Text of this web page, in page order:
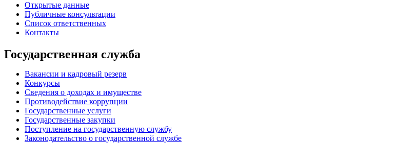
Открытые данные
Публичные консультации
Список ответственных
Контакты
Государственная служба
Вакансии и кадровый резерв
Конкурсы
Сведения о доходах и имуществе
Противодействие коррупции
Государственные услуги
Государственные закупки
Поступление на государственную службу
Законодательство о государственной службе